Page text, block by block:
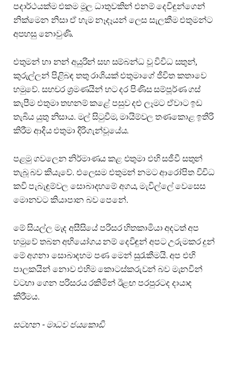
පදාර්ථයක්ම එකම මූල ධාතුවකින් එනම් දෙවිඳුන්ගෙන්
නික්මෙන නිසා ඒ හැම නෑදෑයන් ලෙස සැලකීම එතුමන්ට
අපහසු නොවුණි.
එතුමන් හා නන් අයුරින් සහ සම්බන්ධ වූ විවිධ සතුන්,
කුරුල්ලන් පිළිබඳ තතු රාශියක් එතුමාගේ ජීවිත කතාවෙ
හමුවේ. සහචර ශ්‍රමණයින් හට දර පිණිස සම්පූර්ණ ගස්
කැපීම එතුමා තහනම් කළේ පසුව දළු ලෑමට ඒවාට ඉඩ
තැබිය යුතු නිසාය. මල් සිටුවීම, මායිම්වල තණකොළ ඉතිරි
කිරීම ආදිය එතුමා දිරිගැන්වූයේය.
පළමු ගවලෙන නිර්මාණය කළ එතුමා එහි සජීවී සතුන්
තැබූ බව කියැවේ. එලෙසම එතුමන් නමට ආරෝපිත විවිධ
කවි පැබැඳුම්වල සොබාදහමේ අගය, මැවිල්ලේ වෙසෙස
මොනවට කියාපාන බව පෙනේ.
මේ සියල්ල මැද අසීසියේ පරිසර හිතකාමියා අදටත් අප
හමුවේ තබන අභියෝගය නම් දෙවිඳුන් අපට උරුමකර දුන්
මේ අගනා සොබාදහම පණ මෙන් සුරැකීමයි. අප එහි
පාලකයින් නොව එහිම කොටස්කරුවන් බව මැනවින්
වටහා ගෙන පරිසරය රකිමින් ඊළඟ පරපුරටද දායාද
කිරීමය.
සටහන - මාධව ජයකොඩි